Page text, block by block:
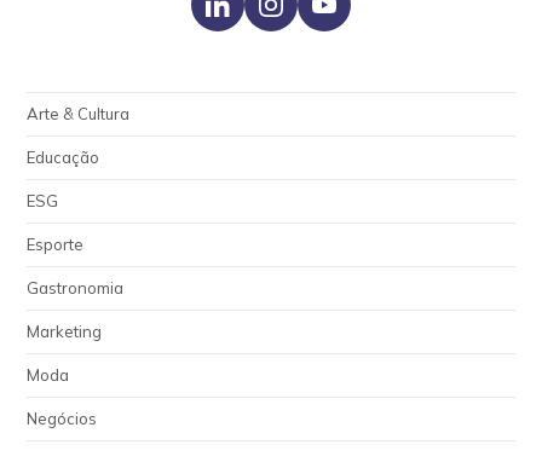
Arte & Cultura
Educação
ESG
Esporte
Gastronomia
Marketing
Moda
Negócios